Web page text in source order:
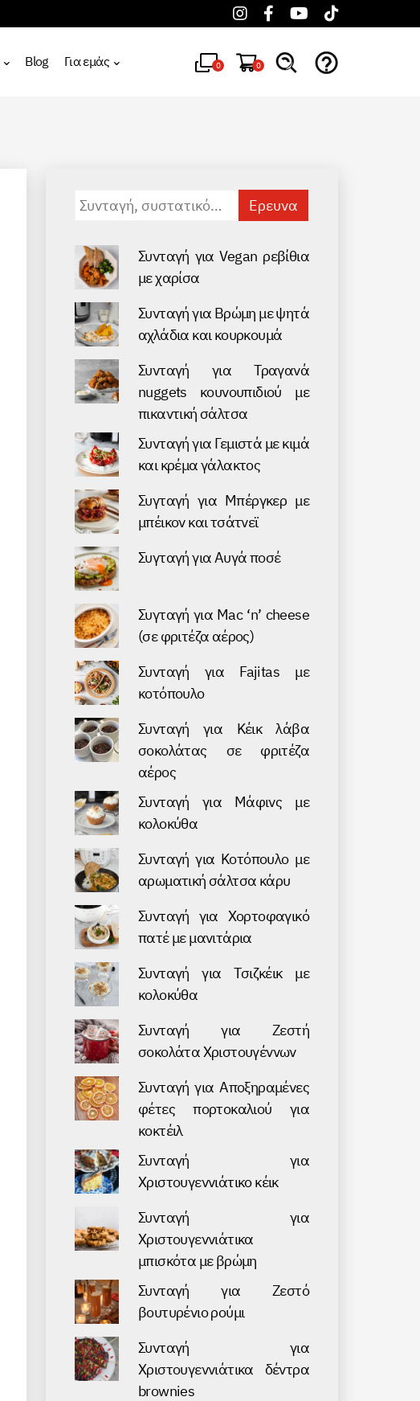
Blog Για εμάς 0 0
Αναζήτηση
Συνταγή για Vegan ρεβίθια
με χαρίσα
Συνταγή για Βρώμη με ψητά
αχλάδια και κουρκουμά
Συνταγή για Τραγανά
nuggets κουνουπιδιού με
πικαντική σάλτσα
Συνταγή για Γεμιστά με κιμά
και κρέμα γάλακτος
Συγταγή για Μπέργκερ με
μπέικον και τσάτνεϊ
Συγταγή για Αυγά ποσέ
Συγταγή για Mac ‘n’ cheese
(σε φριτέζα αέρος)
Συνταγή για Fajitas με
κοτόπουλο
Συνταγή για Κέικ λάβα
σοκολάτας σε φριτέζα
αέρος
Συνταγή για Μάφινς με
κολοκύθα
Συνταγή για Kοτόπουλο με
αρωματική σάλτσα κάρυ
Συνταγή για Хορτοφαγικό
πατέ με μανιτάρια
Συνταγή για Τσιζκέικ με
κολοκύθα
Συνταγή για Ζεστή
σοκολάτα Χριστουγέννων
Συνταγή για Аποξηραμένες
φέτες πορτοκαλιού για
κοκτέιλ
Συνταγή για
Χριστουγεννιάτικο κέικ
Συνταγή για
Χριστουγεννιάτικα
μπισκότα με βρώμη
Συνταγή για Ζεστό
βουτυρένιο ρούμι
Συνταγή για
Χριστουγεννιάτικα δέντρα
brownies